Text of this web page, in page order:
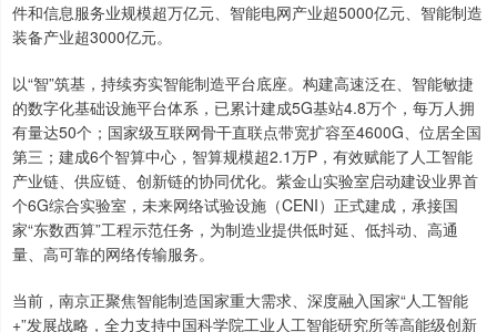
件和信息服务业规模超万亿元、智能电网产业超5000亿元、智能制造
装备产业超3000亿元。
以“智”筑基，持续夯实智能制造平台底座。构建高速泛在、智能敏捷
的数字化基础设施平台体系，已累计建成5G基站4.8万个，每万人拥
有量达50个；国家级互联网骨干直联点带宽扩容至4600G、位居全国
第三；建成6个智算中心，智算规模超2.1万P，有效赋能了人工智能
产业链、供应链、创新链的协同优化。紫金山实验室启动建设业界首
个6G综合实验室，未来网络试验设施（CENI）正式建成，承接国
家“东数西算”工程示范任务，为制造业提供低时延、低抖动、高通
量、高可靠的网络传输服务。
当前，南京正聚焦智能制造国家重大需求、深度融入国家“人工智能
+”发展战略，全力支持中国科学院工业人工智能研究所等高能级创新
深证成指 14110.12 -34.08 -0.24%